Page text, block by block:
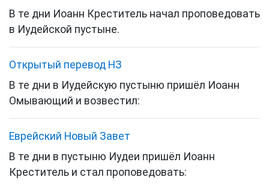
В те дни Иоанн Креститель начал проповедовать
в Иудейской пустыне.
Открытый перевод НЗ
В те дни в Иудейскую пустыню пришёл Иоанн
Омывающий и возвестил:
Еврейский Новый Завет
В те дни в пустыню Иудеи пришёл Иоанн
Креститель и стал проповедовать: